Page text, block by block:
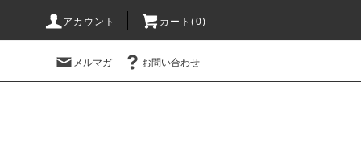
アカウント カート(0)
メルマガ お問い合わせ